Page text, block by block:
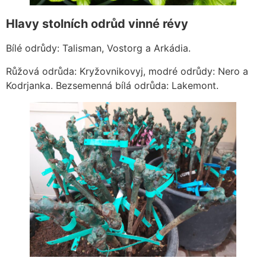
Hlavy stolních odrůd vinné révy
Bílé odrůdy: Talisman, Vostorg a Arkádia.
Růžová odrůda: Kryžovnikovyj, modré odrůdy: Nero a
Kodrjanka. Bezsemenná bílá odrůda: Lakemont.